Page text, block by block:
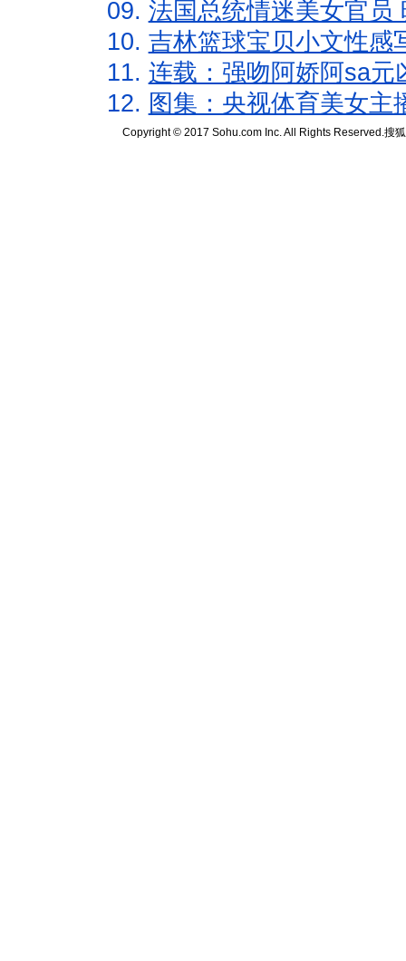
09. 法国总统情迷美女官员
10. 吉林篮球宝贝小文性感
11. 连载：强吻阿娇阿sa元
12. 图集：央视体育美女主
Copyright © 2017 Sohu.com Inc. All Rights Reserved.搜